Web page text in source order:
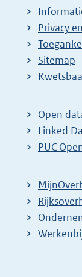
Privacy
Sitemap
E
t
e
r
l
i
n
k
Open
Linked
PUC
E
x
t
E
x
E